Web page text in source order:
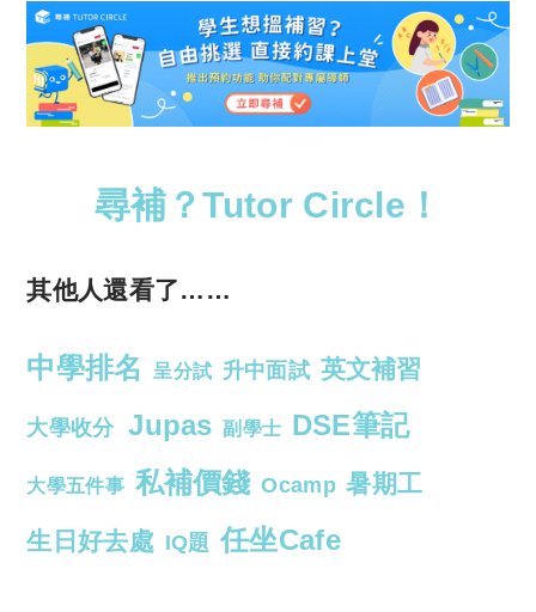
尋補？Tutor Circle！
其他人還看了……
中學排名 呈分試 升中面試 英文補習
大學收分 Jupas 副學士 DSE筆記
大學五件事 私補價錢 Ocamp 暑期工
生日好去處 IQ題 任坐Cafe